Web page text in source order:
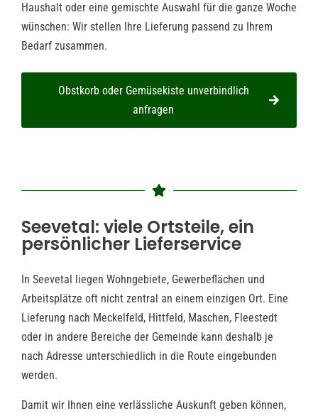
Haushalt oder eine gemischte Auswahl für die ganze Woche
wünschen: Wir stellen Ihre Lieferung passend zu Ihrem
Bedarf zusammen.
Obstkorb oder Gemüsekiste unverbindlich
anfragen
Seevetal: viele Ortsteile, ein
persönlicher Lieferservice
In Seevetal liegen Wohngebiete, Gewerbeflächen und
Arbeitsplätze oft nicht zentral an einem einzigen Ort. Eine
Lieferung nach Meckelfeld, Hittfeld, Maschen, Fleestedt
oder in andere Bereiche der Gemeinde kann deshalb je
nach Adresse unterschiedlich in die Route eingebunden
werden.
Damit wir Ihnen eine verlässliche Auskunft geben können,